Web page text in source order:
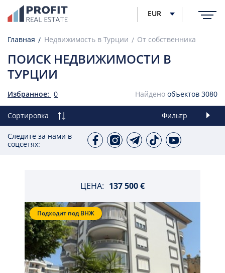
EUR
Главная Недвижимость в Турции От собственника
ПОИСК НЕДВИЖИМОСТИ В
ТУРЦИИ
Избранное: 0 Найдено объектов 3080
Сортировка Фильтр
Следите за нами в
соцсетях:
ЦЕНА: 137 500 €
Подходит под ВНЖ